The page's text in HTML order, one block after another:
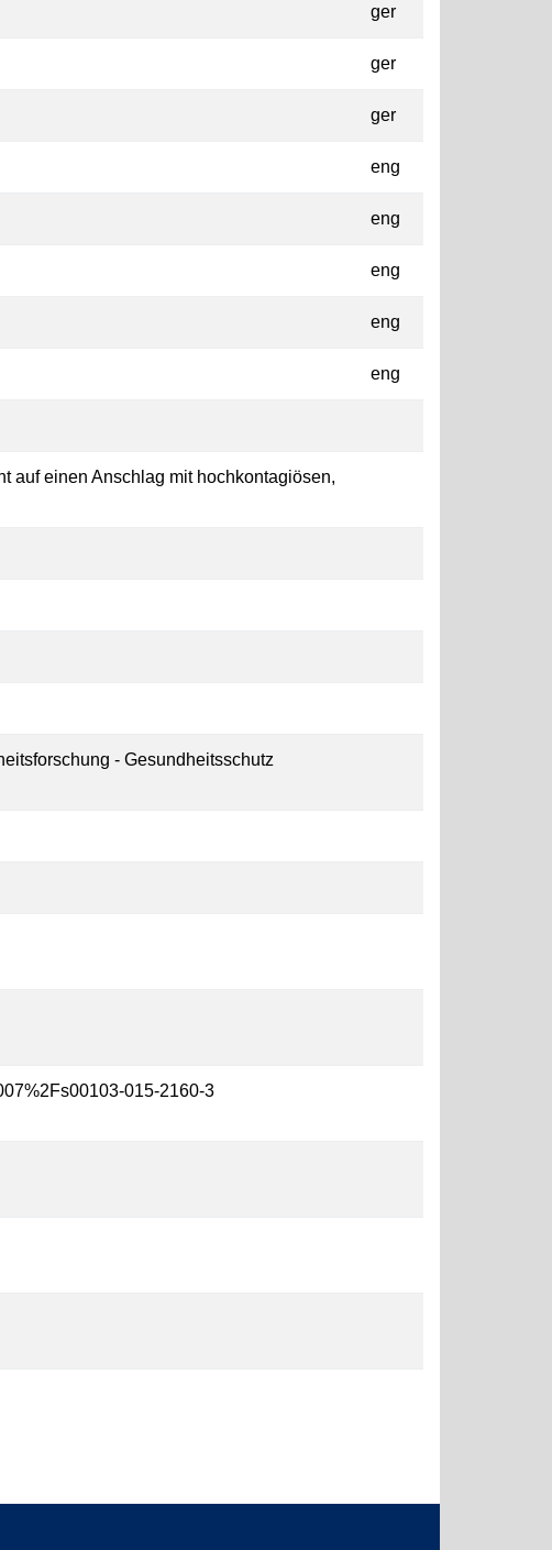
ger
ger
ger
eng
eng
eng
eng
eng
auf einen Anschlag mit hochkontagiösen,
- Gesundheitsschutz
015-2160-3